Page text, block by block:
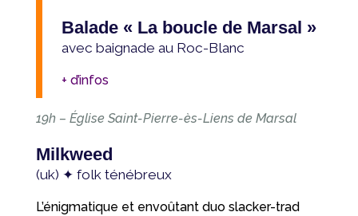
Balade « La boucle de Marsal »
avec baignade au Roc-Blanc
+ d’infos
19h – Église Saint-Pierre-ès-Liens de Marsal
Milkweed
(uk) ✦ folk ténébreux
L’énigmatique et envoûtant duo slacker-trad